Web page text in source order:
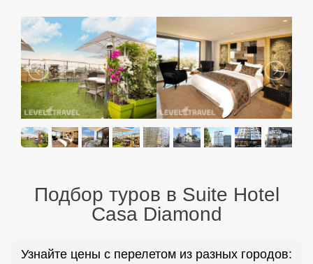
Подбор туров в Suite Hotel
Casa Diamond
Узнайте цены с перелетом из разных городов: